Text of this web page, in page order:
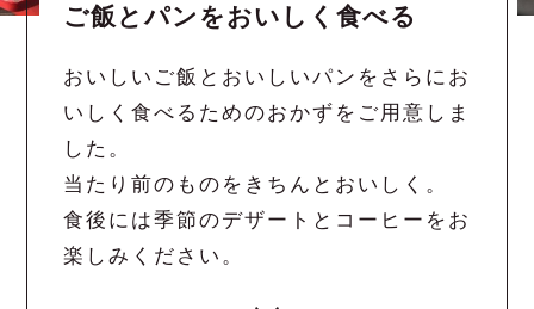
ご飯とパンをおいしく食べる
おいしいご飯とおいしいパンをさらにお
いしく食べるためのおかずをご用意しま
した。
当たり前のものをきちんとおいしく。
食後には季節のデザートとコーヒーをお
楽しみください。